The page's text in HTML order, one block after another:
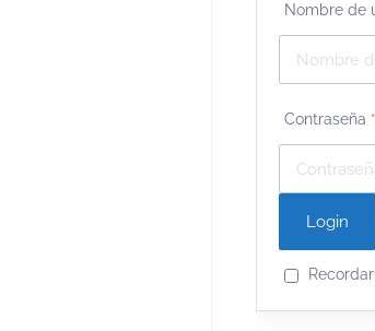
Nombre de
Contraseña *